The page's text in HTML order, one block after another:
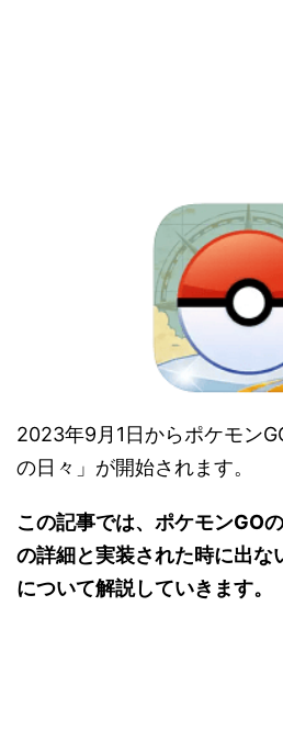
2023年9月1日からポケモン
の日々」が開始されます。
この記事では、ポケモンGO
の詳細と実装された時に出な
について解説していきます。